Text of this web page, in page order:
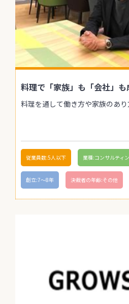
料理で「家族」も「会社」も
料理を通して働き方や家族のあ
従業員数:5人以下 業種:コンサルティ
創立:7〜8年 決裁者の年齢:その他